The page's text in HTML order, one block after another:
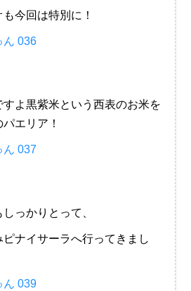
今回は特別に！
よ黒紫米という西表のお米を
エリア！
っかりとって、
ナイサーラへ行ってきまし